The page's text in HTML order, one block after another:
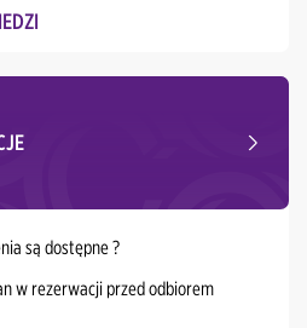
są dostępne ?
w rezerwacji przed odbiorem